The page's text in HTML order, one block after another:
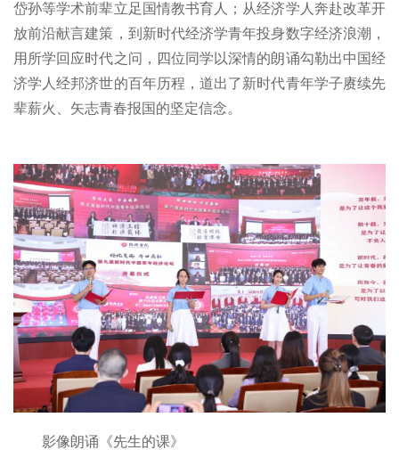
岱孙等学术前辈立足国情教书育人；从经济学人奔赴改革开
放前沿献言建策，到新时代经济学青年投身数字经济浪潮，
用所学回应时代之问，四位同学以深情的朗诵勾勒出中国经
济学人经邦济世的百年历程，道出了新时代青年学子赓续先
辈薪火、矢志青春报国的坚定信念。
影像朗诵《先生的课》